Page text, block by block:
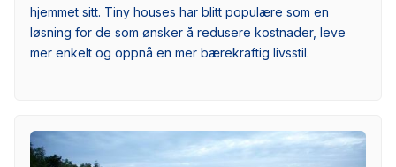
hjemmet sitt. Tiny houses har blitt populære som en
løsning for de som ønsker å redusere kostnader, leve
mer enkelt og oppnå en mer bærekraftig livsstil.